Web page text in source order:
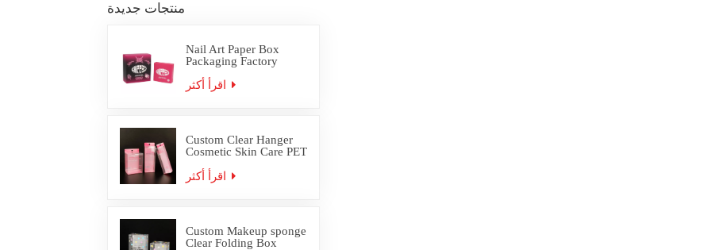
منتجات جديدة
Nail Art Paper Box
Packaging Factory
Custom Clear Hanger
Cosmetic Skin Care PET
Custom Makeup sponge
Clear Folding Box